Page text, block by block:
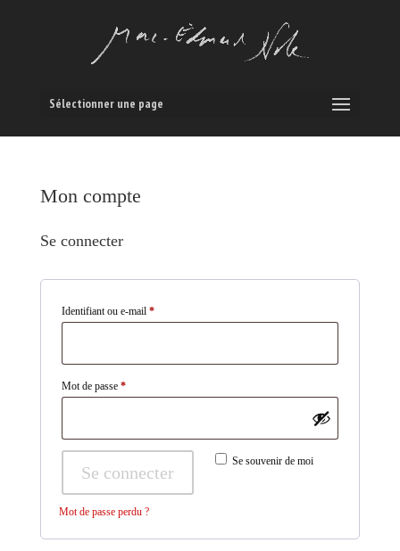
Sélectionner une page
Mon compte
Se connecter
Identifiant ou e-mail *Obligatoire
Mot de passe *Obligatoire
Se souvenir de moi
Se connecter
Mot de passe perdu ?